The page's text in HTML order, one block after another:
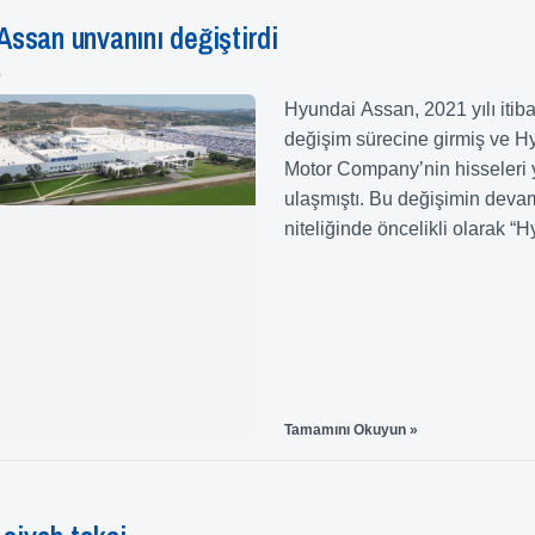
unvanını değiştirdi
Hyundai Assan, 2021 yılı
değişim sürecine girmiş ve
Motor Company’nin hisseleri
ulaşmıştı. Bu değişimin
niteliğinde öncelikli olarak
Tamamını Okuyun »